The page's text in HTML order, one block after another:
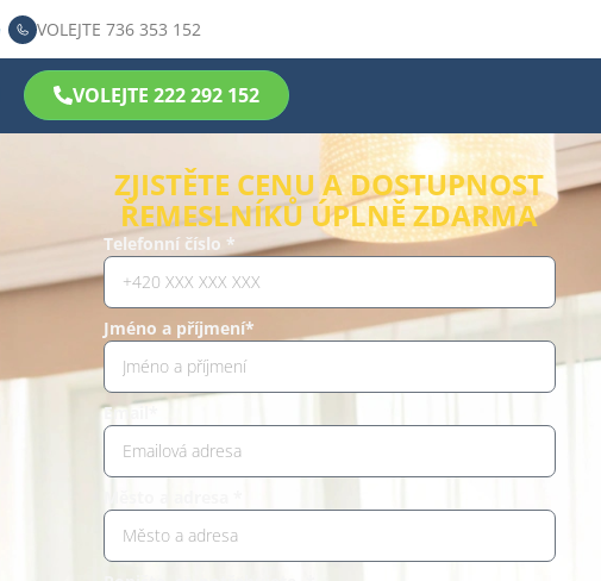
VOLEJTE 736 353 152
VOLEJTE 222 292 152
ZJISTĚTE CENU A DOSTUPNOST
ŘEMESLNÍKŮ ÚPLNĚ ZDARMA
Telefonní číslo *
Jméno a příjmení*
Email*